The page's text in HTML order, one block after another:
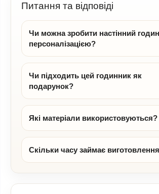
Питання та відповіді
Чи можна зробити настінний
персоналізацією?
Чи підходить цей годинник як
подарунок?
Які матеріали використовуються?
Скільки часу займає